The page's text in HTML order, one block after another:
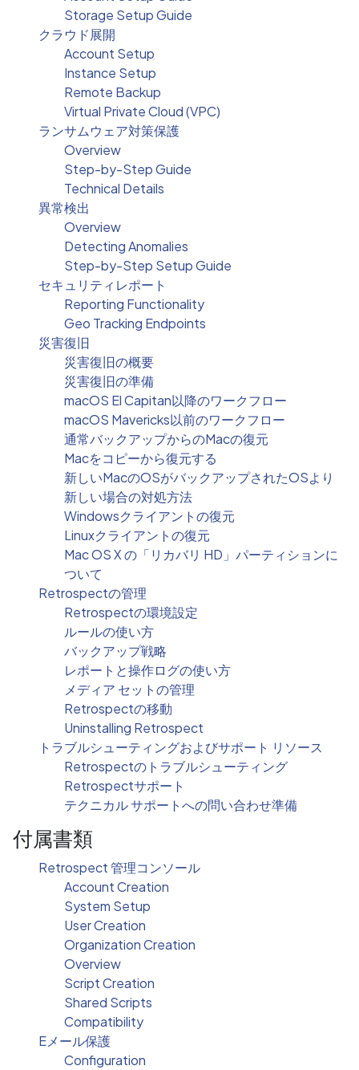
Storage Setup Guide
クラウド展開
Account Setup
Instance Setup
Remote Backup
Virtual Private Cloud (VPC)
ランサムウェア対策保護
Overview
Step-by-Step Guide
Technical Details
異常検出
Overview
Detecting Anomalies
Step-by-Step Setup Guide
セキュリティレポート
Reporting Functionality
Geo Tracking Endpoints
災害復旧
災害復旧の概要
災害復旧の準備
macOS El Capitan以降のワークフロー
macOS Mavericks以前のワークフロー
通常バックアップからのMacの復元
Macをコピーから復元する
新しいMacのOSがバックアップされたOSより
新しい場合の対処方法
Windowsクライアントの復元
Linuxクライアントの復元
Mac OS X の「リカバリ HD」パーティションに
ついて
Retrospectの管理
Retrospectの環境設定
ルールの使い方
バックアップ戦略
レポートと操作ログの使い方
メディア セットの管理
Retrospectの移動
Uninstalling Retrospect
トラブルシューティングおよびサポート リソース
Retrospectのトラブルシューティング
Retrospectサポート
テクニカル サポートへの問い合わせ準備
付属書類
Retrospect 管理コンソール
Account Creation
System Setup
User Creation
Organization Creation
Overview
Script Creation
Shared Scripts
Compatibility
Eメール保護
Configuration